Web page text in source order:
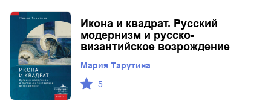
Икона и квадрат. Русский
модернизм и русско-
византийское возрождение
Мария Тарутина
5